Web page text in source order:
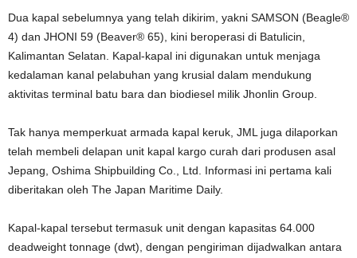
Dua kapal sebelumnya yang telah dikirim, yakni SAMSON (Beagle®
4) dan JHONI 59 (Beaver® 65), kini beroperasi di Batulicin,
Kalimantan Selatan. Kapal-kapal ini digunakan untuk menjaga
kedalaman kanal pelabuhan yang krusial dalam mendukung
aktivitas terminal batu bara dan biodiesel milik Jhonlin Group.
Tak hanya memperkuat armada kapal keruk, JML juga dilaporkan
telah membeli delapan unit kapal kargo curah dari produsen asal
Jepang, Oshima Shipbuilding Co., Ltd. Informasi ini pertama kali
diberitakan oleh The Japan Maritime Daily.
Kapal-kapal tersebut termasuk unit dengan kapasitas 64.000
deadweight tonnage (dwt), dengan pengiriman dijadwalkan antara